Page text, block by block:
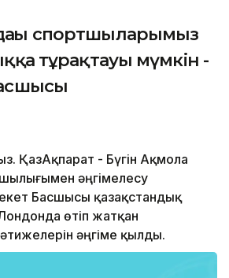
спортшыларымыз
тұрақтауы мүмкін -
ҚазАқпарат - Бүгін Ақмола
әңгімелесу
Басшысы қазақстандық
өтіп жатқан
әңгіме қылды.